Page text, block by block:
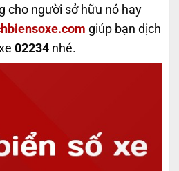
cho người sở hữu nó hay
giúp bạn dịch
02234 nhé.